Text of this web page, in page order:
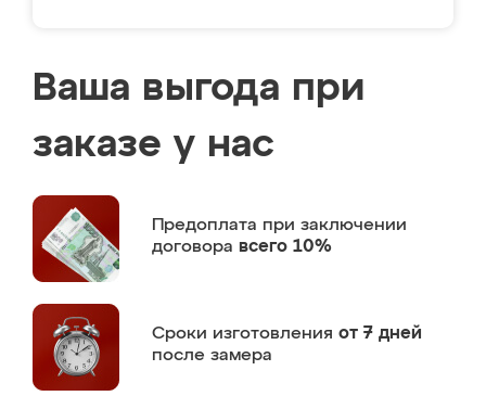
Ваша выгода при
заказе у нас
Предоплата при заключении
договора всего 10%
Сроки изготовления от 7 дней
после замера